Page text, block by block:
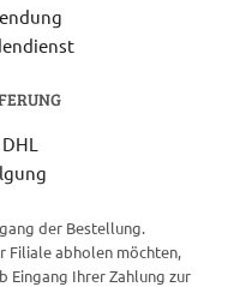
der Bestellung.
Filiale abholen möchten,
Eingang Ihrer Zahlung zur